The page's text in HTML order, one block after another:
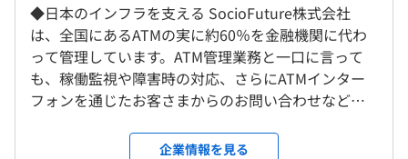
◆研修制度
金融業界の経験や知識がなくても安心してお仕事していた
だけるよう、社内の各種研修制度を整えています。まずは
研修で現場のルールや必要な知識を習得していただき、
OJTを通じて、お仕事のやりがいも感じながらキャリア
就業場所の変更範囲
＜雇入時＞
東京都港区台場二丁目3番2号 台場フロンティアビル
※よりよいプロダクト創出のための部内外との密なコミュ
ニケーションや若手育成をお任せするため原則出社です
（※ 想定年収 は年収提示額を保証するものではありません）
9:00〜17:30（実働7.75時間）
※リリース業務等での一時的なシフト勤務あり
休憩時間：45分※昼食時間は業務の都合により各々の自
◆日本のインフラを支える SocioFuture株式会社
は、全国にあるATMの実に約60％を金融機関に代わ
って管理しています。ATM管理業務と一口に言って
も、稼働監視や障害時の対応、さらにATMインター
フォンを通じたお客さまからのお問い合わせなど多
先にある人々の生活をもサポートしているのです。
企業情報を見る